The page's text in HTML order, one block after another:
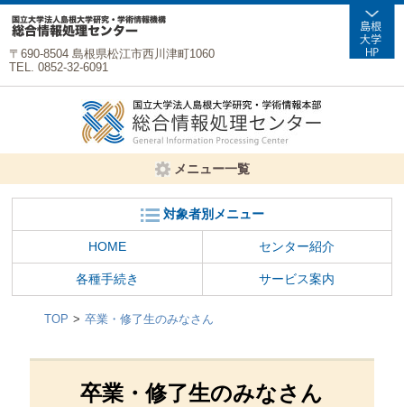
〒690-8504 島根県松江市西川津町1060
TEL. 0852-32-6091
メニュー一覧
対象者別メニュー
HOME センター紹介
各種手続き サービス案内
TOP 卒業・修了生のみなさん
卒業・修了生のみなさん